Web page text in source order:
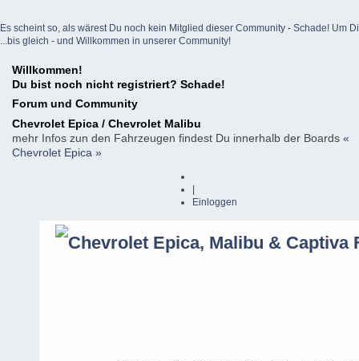
Es scheint so, als wärest Du noch kein Mitglied dieser Community - Schade! Um
...bis gleich - und Willkommen in unserer Community!
Willkommen!
Du bist noch nicht registriert? Schade!
Forum und Community
Chevrolet Epica / Chevrolet Malibu
mehr Infos zun den Fahrzeugen findest Du innerhalb der Boards «
Chevrolet Epica »
Einloggen